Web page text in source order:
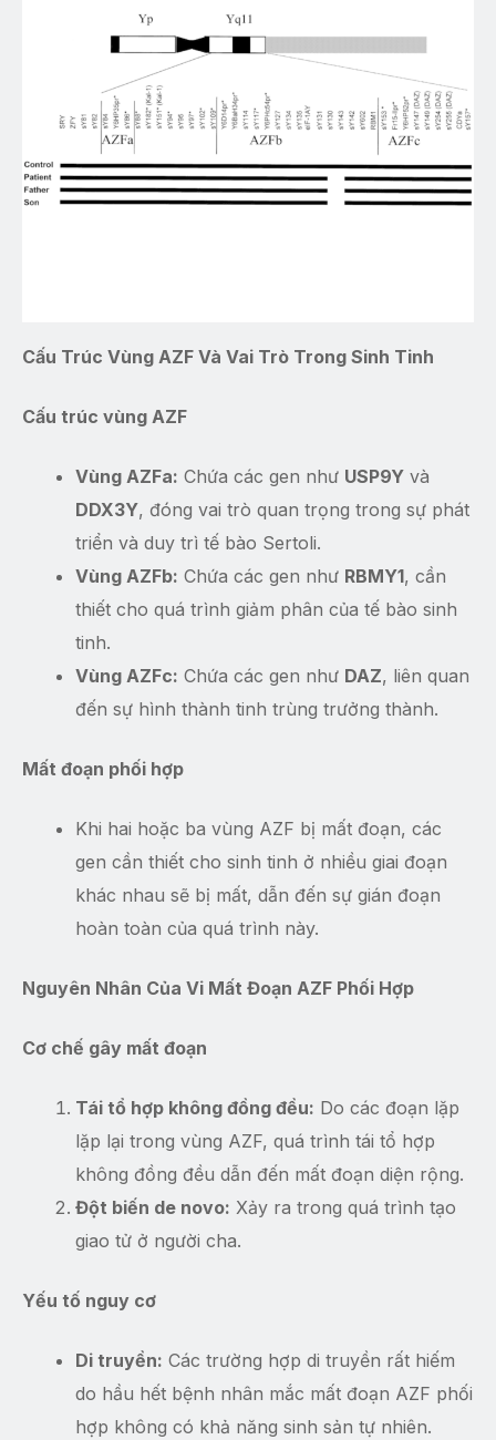
Cấu Trúc Vùng AZF Và Vai Trò Trong Sinh Tinh
Cấu trúc vùng AZF
Vùng AZFa: Chứa các gen như USP9Y và
DDX3Y, đóng vai trò quan trọng trong sự phát
triển và duy trì tế bào Sertoli.
Vùng AZFb: Chứa các gen như RBMY1, cần
thiết cho quá trình giảm phân của tế bào sinh
tinh.
Vùng AZFc: Chứa các gen như DAZ, liên quan
đến sự hình thành tinh trùng trưởng thành.
Mất đoạn phối hợp
Khi hai hoặc ba vùng AZF bị mất đoạn, các
gen cần thiết cho sinh tinh ở nhiều giai đoạn
khác nhau sẽ bị mất, dẫn đến sự gián đoạn
hoàn toàn của quá trình này.
Nguyên Nhân Của Vi Mất Đoạn AZF Phối Hợp
Cơ chế gây mất đoạn
Tái tổ hợp không đồng đều: Do các đoạn lặp
lặp lại trong vùng AZF, quá trình tái tổ hợp
không đồng đều dẫn đến mất đoạn diện rộng.
Đột biến de novo: Xảy ra trong quá trình tạo
giao tử ở người cha.
Yếu tố nguy cơ
Di truyền: Các trường hợp di truyền rất hiếm
do hầu hết bệnh nhân mắc mất đoạn AZF phối
hợp không có khả năng sinh sản tự nhiên.